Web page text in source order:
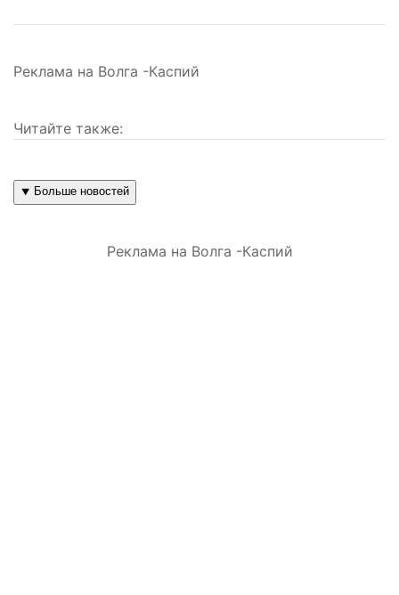
Реклама на Волга -Каспий
Читайте также:
⯆ Больше новостей
Реклама на Волга -Каспий